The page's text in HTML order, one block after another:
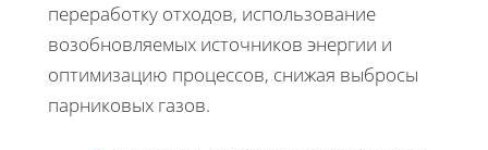
переработку отходов, использование
возобновляемых источников энергии и
оптимизацию процессов, снижая выбросы
парниковых газов.